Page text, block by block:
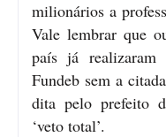
milionários a
Vale lembrar que
país já realizaram
Fundeb sem a
dita pelo prefeito
‘veto total’.